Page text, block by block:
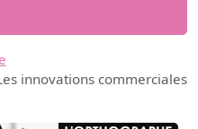
innovations commerciales